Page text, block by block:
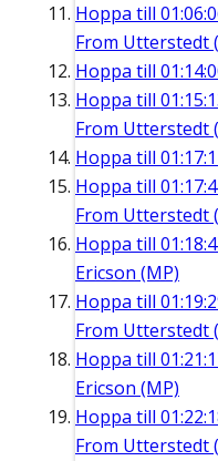
Hoppa till
From Utterstedt
Hoppa till
Hoppa till
From Utterstedt
Hoppa till
Hoppa till
From Utterstedt
Hoppa till
Ericson (MP)
Hoppa till
From Utterstedt
Hoppa till
Ericson (MP)
Hoppa till
From Utterstedt